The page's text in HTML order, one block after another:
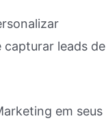
leads de
em seus